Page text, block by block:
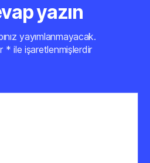
yazın
yayımlanmayacak.
* ile işaretlenmişlerdir